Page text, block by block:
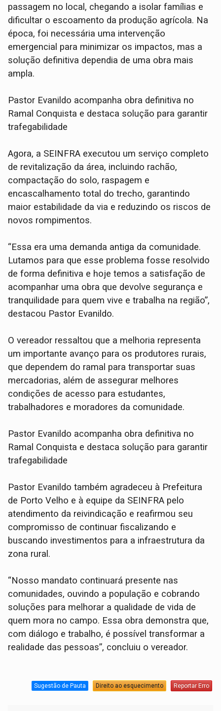
passagem no local, chegando a isolar famílias e
dificultar o escoamento da produção agrícola. Na
época, foi necessária uma intervenção
emergencial para minimizar os impactos, mas a
solução definitiva dependia de uma obra mais
ampla.
Pastor Evanildo acompanha obra definitiva no
Ramal Conquista e destaca solução para garantir
trafegabilidade
Agora, a SEINFRA executou um serviço completo
de revitalização da área, incluindo rachão,
compactação do solo, raspagem e
encascalhamento total do trecho, garantindo
maior estabilidade da via e reduzindo os riscos de
novos rompimentos.
“Essa era uma demanda antiga da comunidade.
Lutamos para que esse problema fosse resolvido
de forma definitiva e hoje temos a satisfação de
acompanhar uma obra que devolve segurança e
tranquilidade para quem vive e trabalha na região”,
destacou Pastor Evanildo.
O vereador ressaltou que a melhoria representa
um importante avanço para os produtores rurais,
que dependem do ramal para transportar suas
mercadorias, além de assegurar melhores
condições de acesso para estudantes,
trabalhadores e moradores da comunidade.
Pastor Evanildo acompanha obra definitiva no
Ramal Conquista e destaca solução para garantir
trafegabilidade
Pastor Evanildo também agradeceu à Prefeitura
de Porto Velho e à equipe da SEINFRA pelo
atendimento da reivindicação e reafirmou seu
compromisso de continuar fiscalizando e
buscando investimentos para a infraestrutura da
zona rural.
“Nosso mandato continuará presente nas
comunidades, ouvindo a população e cobrando
soluções para melhorar a qualidade de vida de
quem mora no campo. Essa obra demonstra que,
com diálogo e trabalho, é possível transformar a
realidade das pessoas”, concluiu o vereador.
Sugestão de Pauta Direito ao esquecimento Reportar Erro